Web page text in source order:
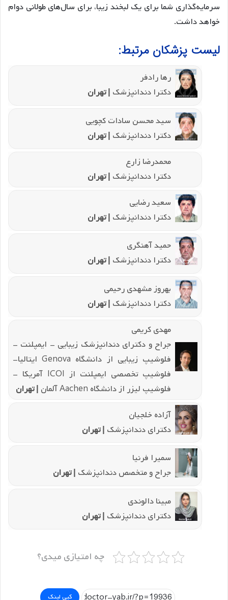
سرمایه‌گذاری شما برای یک لبخند زیبا، برای سال‌های طولانی دوام
خواهد داشت.
لیست پزشکان مرتبط:
رها رادفر
دکترا دندانپزشک | تهران
سید محسن سادات کچویی
دکترا دندانپزشک | تهران
محمدرضا زارع
دکترا دندانپزشک | تهران
سعید رضایی
دکترا دندانپزشک | تهران
حمید آهنگری
دکترا دندانپزشک | تهران
بهروز مشهدی رحیمی
دکترا دندانپزشک | تهران
مهدی کریمی
جراح و دکترای دندانپزشک زیبایی - ایمپلنت -
فلوشیپ زیبایی از دانشگاه Genova ایتالیا-
فلوشیپ تخصصی ایمپلنت از ICOI آمریکا -
فلوشیپ لیزر از دانشگاه Aachen آلمان
| تهران
آزاده خلجیان
دکترای دندانپزشک | تهران
سمیرا فرنیا
جراح و متخصص دندانپزشک | تهران
مبینا دالوندی
دکترای دندانپزشک | تهران
چه امتیازی میدی؟
کپی لینک